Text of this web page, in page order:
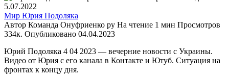
Мир Юрия Подоляка
Автор Команда Онуфриенко ру На чтение 1 мин Просмотров
334к. Опубликовано 04.04.2023
Юрий Подоляка 4 04 2023 — вечерние новости с Украины.
Видео от Юрия с его канала в Контакте и Ютуб. Ситуация на
фронтах к концу дня.